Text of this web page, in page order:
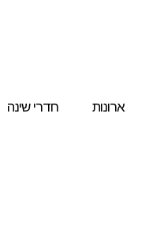
ארונות חדרי שינה